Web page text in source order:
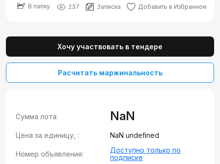
В папку 237 Записка Добавить в Избранное
Хочу участвовать в тендере
Расчитать маржинальность
Сумма лота: NaN
Цена за единицу, : NaN undefined
Номер объявления:
Доступно только по
подписке